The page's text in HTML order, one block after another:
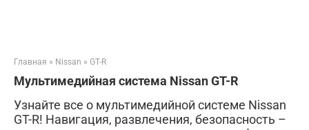
Главная » Nissan » GT-R
Мультимедийная система Nissan GT-R
Узнайте все о мультимедийной системе Nissan
GT-R! Навигация, развлечения, безопасность –